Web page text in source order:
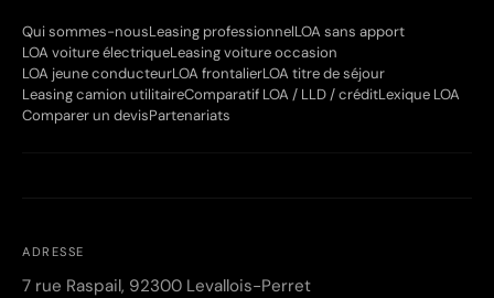
Qui sommes-nousLeasing professionnelLOA sans apport
LOA voiture électriqueLeasing voiture occasion
LOA jeune conducteurLOA frontalierLOA titre de séjour
Leasing camion utilitaireComparatif LOA / LLD / créditLexique LOA
Comparer un devisPartenariats
ADRESSE
7 rue Raspail, 92300 Levallois-Perret